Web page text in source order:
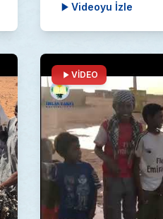
Videoyu İzle
VİDEO